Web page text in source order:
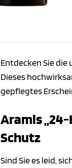
Entdecken Sie
Dieses
gepflegtes
Aramis
Schutz
Sind Sie es leid,